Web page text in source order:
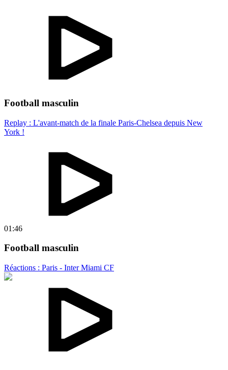
Football masculin
Replay : L'avant-match de la finale Paris-Chelsea depuis New
York !
01:46
Football masculin
Réactions : Paris - Inter Miami CF